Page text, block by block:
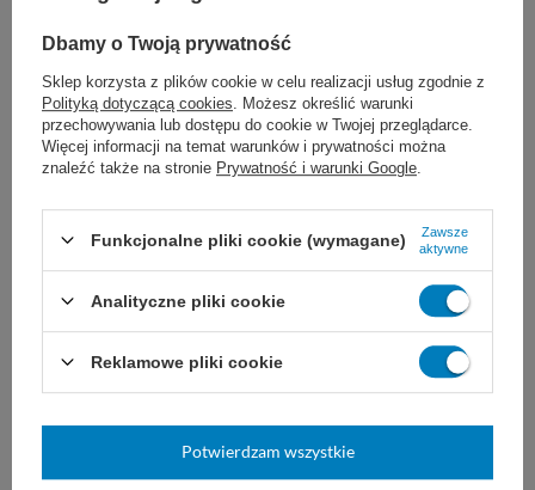
Składniki:
Syrop glukozowy w proszku, białko mleka, olej
krokoszowy, olej lniany, cytrynian wapnia, cytrynian
potasu, fosforan disodowy, winian choliny, cytrynian
chlorek sodu, L-askorbinian sodu, pirofosforan
żelaza(III), octan DL-α-tokoferylu, siarczan cynku,
nikotynamid, jodek potasu, selenian sodu, siarczan
manganu, octan retinylu, molibdenian sodu, chlorek
chromu, D-pantotenian wapnia, siarczan miedzi, D-
biotyna, kwas foliowy, cholekalcyferol, fluorek sodu,
chlorowodorek pirydoksyny, cyjanokobalamina,
chlorowodorek tiaminy, ryboflawina, filochinon.
Składnik
Wartość (na 79g)
Dbamy o Twoją prywatność
Sklep korzysta z plików cookie w celu realizacji usług zgodnie z
Polityką dotyczącą cookies . Możesz określić warunki
przechowywania lub dostępu do cookie w Twojej przeglądarce.
Więcej informacji na temat warunków i prywatności można
znaleźć także na stronie Prywatność i warunki Google
Funkcjonalne pliki cookie (wymagane)
Zawsze
aktywne
Analityczne pliki cookie
Reklamowe pliki cookie
Potwierdzam wszystkie